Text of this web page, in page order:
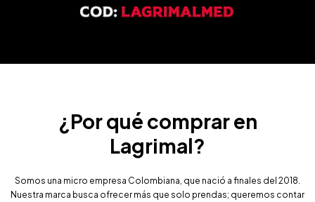
¿Por qué comprar en
Lagrimal?
Somos una micro empresa Colombiana, que nació a finales del 2018.
Nuestra marca busca ofrecer más que solo prendas; queremos contar